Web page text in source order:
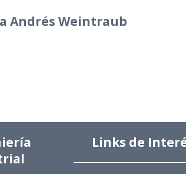
Andrés Weintraub
Links de